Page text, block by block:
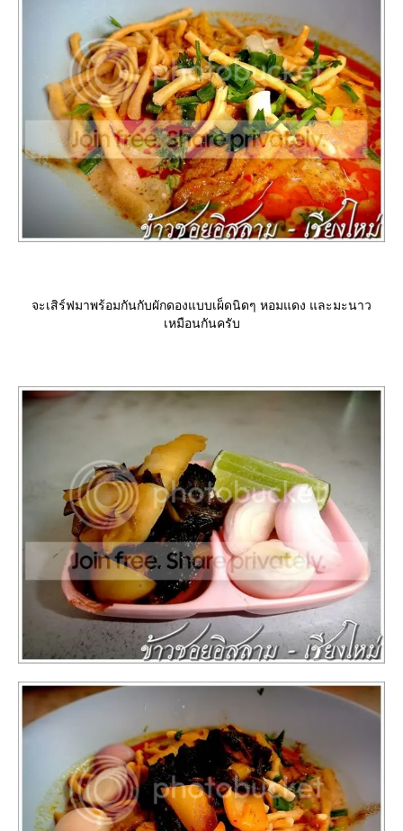
จะเสิร์ฟมาพร้อมกันกับผักดองแบบเผ็ดนิดๆ หอมแดง และมะนาว
เหมือนกันครับ